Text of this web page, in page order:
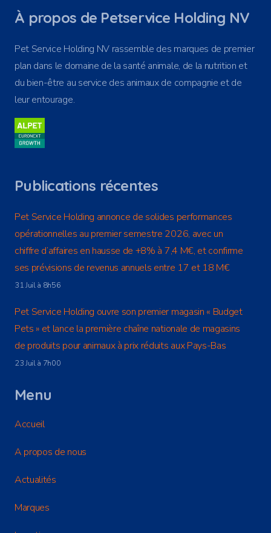
À propos de Petservice Holding NV
Pet Service Holding NV rassemble des marques de premier
plan dans le domaine de la santé animale, de la nutrition et
du bien-être au service des animaux de compagnie et de
leur entourage.
Publications récentes
Pet Service Holding annonce de solides performances
opérationnelles au premier semestre 2026, avec un
chiffre d’affaires en hausse de +8% à 7,4 M€, et confirme
ses prévisions de revenus annuels entre 17 et 18 M€
31 Juil à 8h56
Pet Service Holding ouvre son premier magasin « Budget
Pets » et lance la première chaîne nationale de magasins
de produits pour animaux à prix réduits aux Pays-Bas
23 Juil à 7h00
Menu
Accueil
A propos de nous
Actualités
Marques